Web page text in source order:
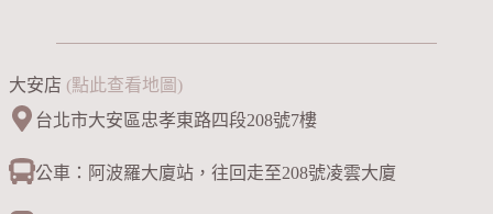
大安店 (點此查看地圖)
台北市大安區忠孝東路四段208號7樓
公車：阿波羅大廈站，往回走至208號凌雲大廈